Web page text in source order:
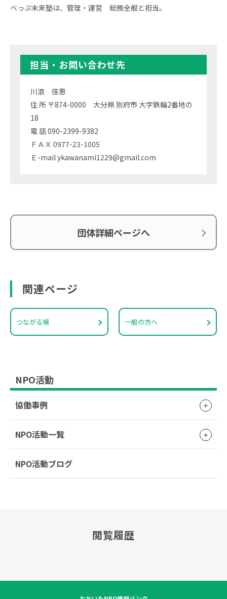
べっぷ未来塾は、管理・運営 総務全般と担当。
担当・お問い合わせ先
川浪 佳恵
住 所 〒874-0000 大分県 別府市 大字鉄輪2番地の
18
電 話 090-2399-9382
ＦＡＸ 0977-23-1005
Ｅ-mail ykawanami1229@gmail.com
団体詳細ページへ
関連ページ
つながる場 一般の方へ
NPO活動
協働事例
NPO活動一覧
NPO活動ブログ
閲覧履歴